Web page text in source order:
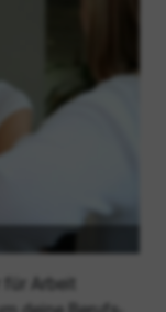
Arbeit